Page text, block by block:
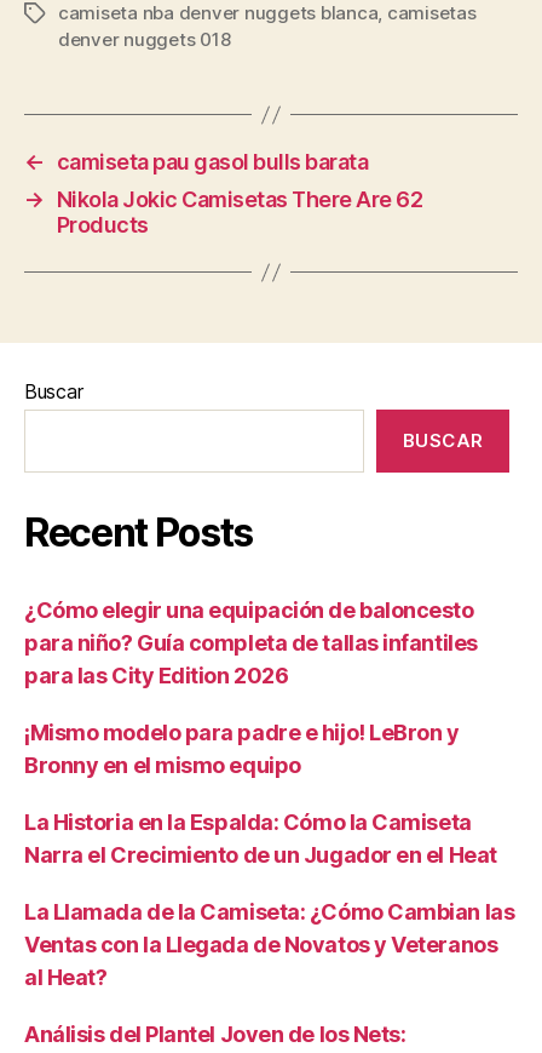
Etiquetas
camiseta nba denver nuggets blanca, camisetas
denver nuggets 018
←
camiseta pau gasol bulls barata
→
Nikola Jokic Camisetas There Are 62
Products
Buscar
BUSCAR
Recent Posts
¿Cómo elegir una equipación de baloncesto
para niño? Guía completa de tallas infantiles
para las City Edition 2026
¡Mismo modelo para padre e hijo! LeBron y
Bronny en el mismo equipo
La Historia en la Espalda: Cómo la Camiseta
Narra el Crecimiento de un Jugador en el Heat
La Llamada de la Camiseta: ¿Cómo Cambian las
Ventas con la Llegada de Novatos y Veteranos
al Heat?
Análisis del Plantel Joven de los Nets: